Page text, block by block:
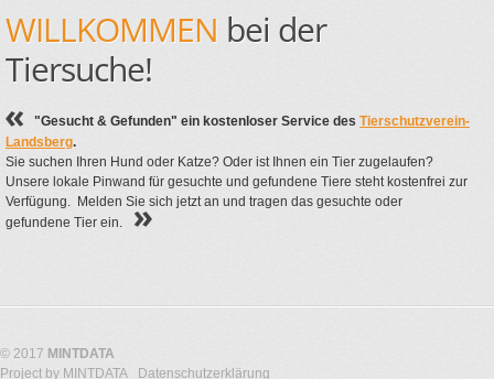
WILLKOMMEN bei der
Tiersuche!
"Gesucht & Gefunden" ein kostenloser Service des Tierschutzverein-
Landsberg.
Sie suchen Ihren Hund oder Katze? Oder ist Ihnen ein Tier zugelaufen?
Unsere lokale Pinwand für gesuchte und gefundene Tiere steht kostenfrei zur
Verfügung. Melden Sie sich jetzt an und tragen das gesuchte oder
gefundene Tier ein.
© 2017 MINTDATA
Project by MINTDATA Datenschutzerklärung